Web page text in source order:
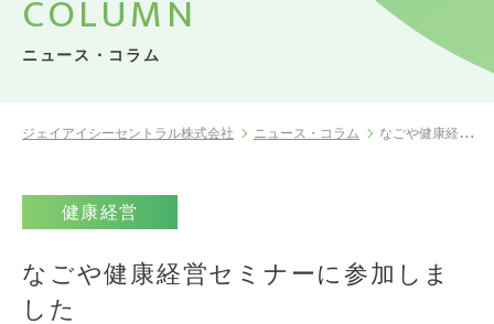
COLUMN
ニュース・コラム
ジェイアイシーセントラル株式会社 ニュース・コラム なごや健康経営セミナーに参加しました
健康経営
なごや健康経営セミナーに参加しま
した